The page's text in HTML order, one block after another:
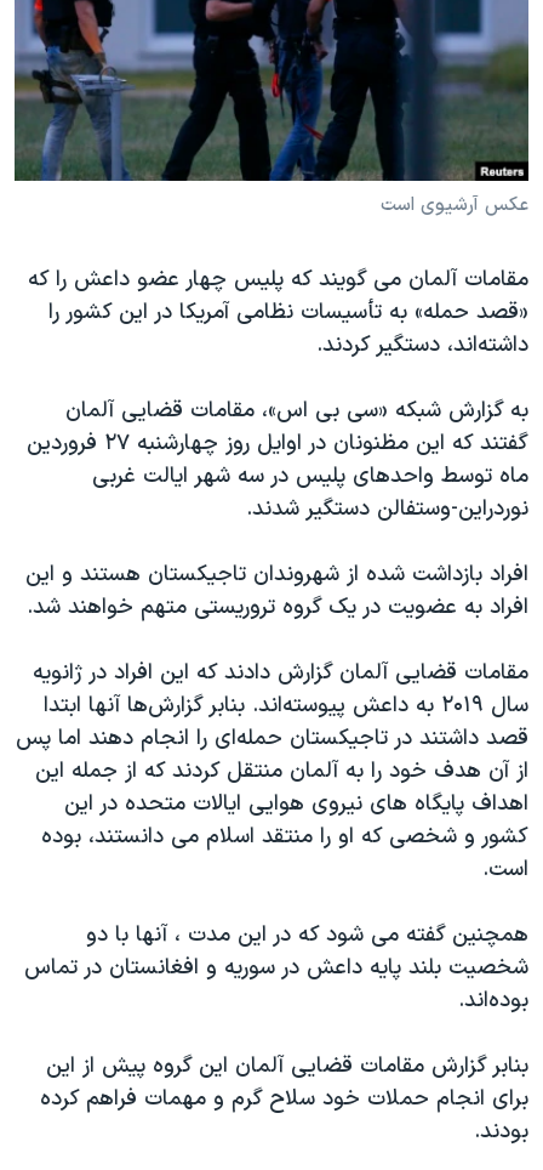
فرهنگ و زندگی
حقوق شهروندی
علم و فناوری
اسرائیل در جنگ
آرشیو پخش زنده
انتخابات ریاست جمهوری آمریکا ۲۰۲۴
حمله جمهوری اسلامی به اسرائیل
رمز مهسا
ورزش زنان در ایران
مجموعه مستندهای دادخواهی
تریبونال مردمی آبان ۹۸
چهل سال گروگان‌گیری
قانون شفافیت دارائی کادر رهبری ایران
اعتراضات مردمی آبان ۹۸
نرگس محمدی برنده جایزه نوبل صلح
صفحه‌های ویژه
سفر پرزیدنت ترامپ به چین
زبانهای مختلف
عکس آرشیوی است
مقامات آلمان می گویند كه پلیس چهار عضو داعش را كه
«قصد حمله» به تأسیسات نظامی آمریكا در این کشور را
داشته‌اند، دستگیر كردند.
به گزارش شبکه «سی بی اس»، مقامات قضایی آلمان
گفتند که این مظنونان در اوایل روز چهارشنبه ۲۷ فروردین
ماه توسط واحدهای پلیس در سه شهر ایالت غربی
نوردراین-وستفالن دستگیر شدند.
افراد بازداشت شده از شهروندان تاجیکستان هستند و این
افراد به عضویت در یک گروه تروریستی متهم خواهند شد.
مقامات قضایی آلمان گزارش دادند که این افراد در ژانویه
سال ۲۰۱۹ به داعش پیوسته‌اند. بنابر گزارش‌ها آنها ابتدا
قصد داشتند در تاجیکستان حمله‌ای را انجام دهند اما پس
از آن هدف خود را به آلمان منتقل کردند که از جمله این
اهداف پایگاه های نیروی هوایی ایالات متحده در این
کشور و شخصی که او را منتقد اسلام می دانستند، بوده
است.
همچنین گفته می شود که در این مدت ، آنها با دو
شخصیت بلند پایه داعش در سوریه و افغانستان در تماس
بوده‌اند.
بنابر گزارش مقامات قضایی آلمان این گروه پیش از این
برای انجام حملات خود سلاح گرم و مهمات فراهم کرده
بودند.